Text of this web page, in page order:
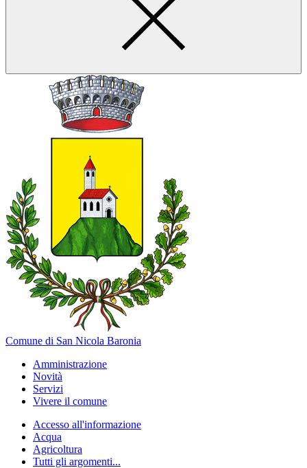
Comune di San Nicola Baronia
Amministrazione
Novità
Servizi
Vivere il comune
Accesso all'informazione
Acqua
Agricoltura
Tutti gli argomenti...